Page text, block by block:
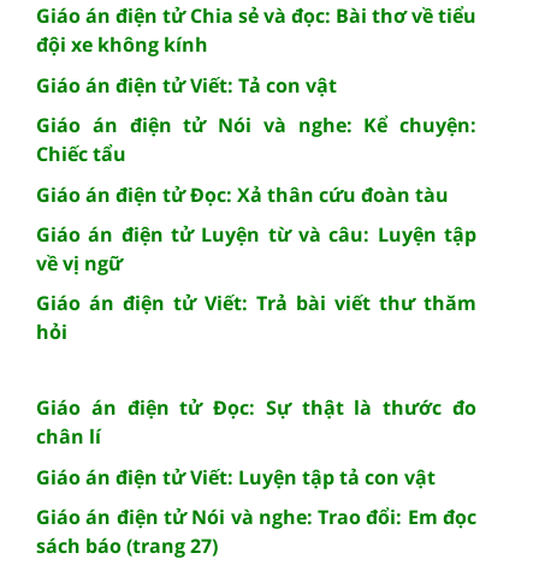
Giáo án điện tử Chia sẻ và đọc: Bài thơ về tiểu
đội xe không kính
Giáo án điện tử Viết: Tả con vật
Giáo án điện tử Nói và nghe: Kể chuyện:
Chiếc tẩu
Giáo án điện tử Đọc: Xả thân cứu đoàn tàu
Giáo án điện tử Luyện từ và câu: Luyện tập
về vị ngữ
Giáo án điện tử Viết: Trả bài viết thư thăm
hỏi
Giáo án điện tử Đọc: Sự thật là thước đo
chân lí
Giáo án điện tử Viết: Luyện tập tả con vật
Giáo án điện tử Nói và nghe: Trao đổi: Em đọc
sách báo (trang 27)